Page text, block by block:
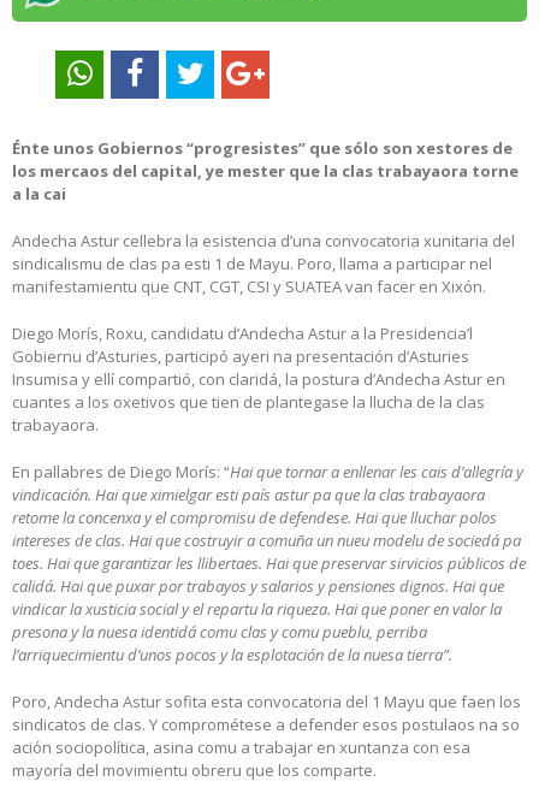
Énte unos Gobiernos “progresistes” que sólo son xestores de
los mercaos del capital, ye mester que la clas trabayaora torne
a la cai
Andecha Astur cellebra la esistencia d’una convocatoria xunitaria del
sindicalismu de clas pa esti 1 de Mayu. Poro, llama a participar nel
manifestamientu que CNT, CGT, CSI y SUATEA van facer en Xixón.
Diego Morís, Roxu, candidatu d’Andecha Astur a la Presidencia’l
Gobiernu d’Asturies, participó ayeri na presentación d’Asturies
Insumisa y ellí compartió, con claridá, la postura d’Andecha Astur en
cuantes a los oxetivos que tien de plantegase la llucha de la clas
trabayaora.
En pallabres de Diego Morís: “Hai que tornar a enllenar les cais d’allegría y
vindicación. Hai que ximielgar esti país astur pa que la clas trabayaora
retome la concenxa y el compromisu de defendese. Hai que lluchar polos
intereses de clas. Hai que costruyir a comuña un nueu modelu de sociedá pa
toes. Hai que garantizar les llibertaes. Hai que preservar sirvicios públicos de
calidá. Hai que puxar por trabayos y salarios y pensiones dignos. Hai que
vindicar la xusticia social y el repartu la riqueza. Hai que poner en valor la
presona y la nuesa identidá comu clas y comu pueblu, perriba
l’arriquecimientu d’unos pocos y la esplotación de la nuesa tierra”.
Poro, Andecha Astur sofita esta convocatoria del 1 Mayu que faen los
sindicatos de clas. Y comprométese a defender esos postulaos na so
ación sociopolítica, asina comu a trabajar en xuntanza con esa
mayoría del movimientu obreru que los comparte.